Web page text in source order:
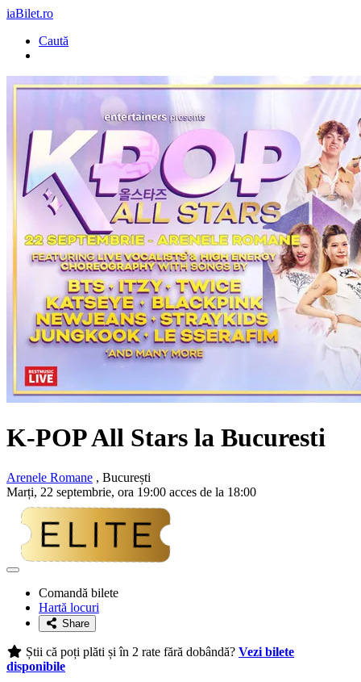
iaBilet.ro
Caută
K-POP All Stars la Bucuresti
Arenele Romane , București
Marți, 22 septembrie, ora 19:00 acces de la 18:00
Adaugă
favoriteComandă bilete
Hartă locuri
Share
Știi că poți plăti și în 2 rate fără dobândă? Vezi bilete
disponibile